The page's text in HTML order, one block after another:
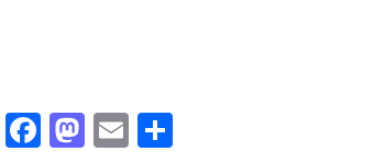
Facebook
Mastodon
Email